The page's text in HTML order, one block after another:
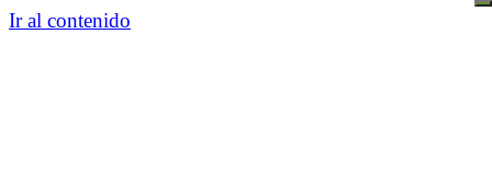
Ir al contenido